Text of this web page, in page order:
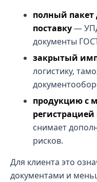
полный
поставку—
документы
закрытый
логистику,
продукцию с
снимает
рисков.
Для клиента это
документами и